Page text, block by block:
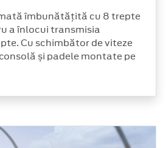
îmbunătățită cu 8 trepte
a înlocui transmisia
Cu schimbător de viteze
și padele montate pe